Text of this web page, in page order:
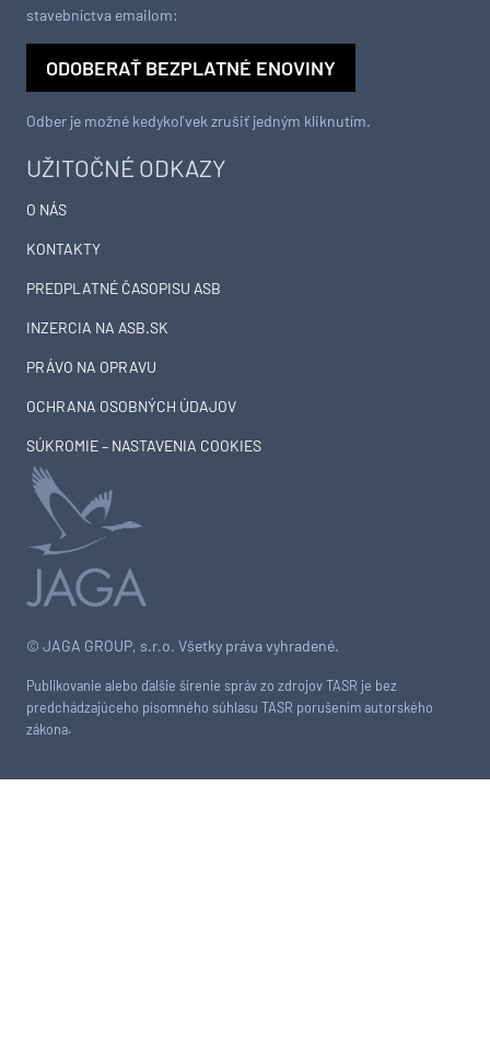
© JAGA GROUP, s.r.o. Všetky práva vyhradené.
Publikovanie alebo ďalšie šírenie správ zo zdrojov TASR je bez
predchádzajúceho písomného súhlasu TASR porušením autorského
zákona.
UŽITOČNÉ ODKAZY
O NÁS
KONTAKTY
PREDPLATNÉ ČASOPISU ASB
INZERCIA NA ASB.SK
PRÁVO NA OPRAVU
OCHRANA OSOBNÝCH ÚDAJOV
SÚKROMIE – NASTAVENIA COOKIES
stavebníctva emailom:
ODOBERAŤ BEZPLATNÉ ENOVINY
Odber je možné kedykoľvek zrušiť jedným kliknutím.